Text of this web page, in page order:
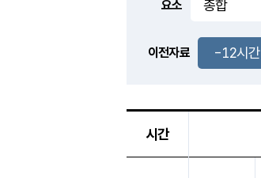
-
요소
이전자료 -12시간
시간